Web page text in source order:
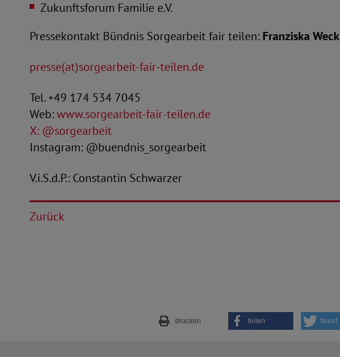
Zukunftsforum Familie e.V.
Pressekontakt Bündnis Sorgearbeit fair teilen: Franziska Weck
presse(at)sorgearbeit-fair-teilen.de
Tel. +49 174 534 7045
Web:www.sorgearbeit-fair-teilen.de
X: @sorgearbeit
Instagram: @buendnis_sorgearbeit
V.i.S.d.P.: Constantin Schwarzer
Zurück
drucken teilen tweet